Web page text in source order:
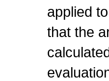
applied
that the